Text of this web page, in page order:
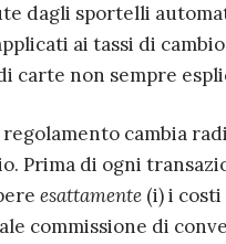
dagli sportelli
ai tassi di
carte non sempre
cambia
Prima di ogni
esattamente (i) i
commissione di